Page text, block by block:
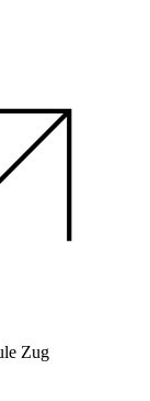
Zug